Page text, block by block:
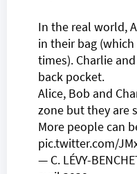
In the real world,
in their bag
times). Charlie
back pocket.
Alice, Bob and
zone but they are
More people can
pic.twitter.com/
— C. LÉVY-